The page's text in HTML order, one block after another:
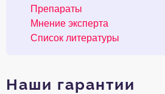
Препараты
Мнение эксперта
Список литературы
Наши гарантии